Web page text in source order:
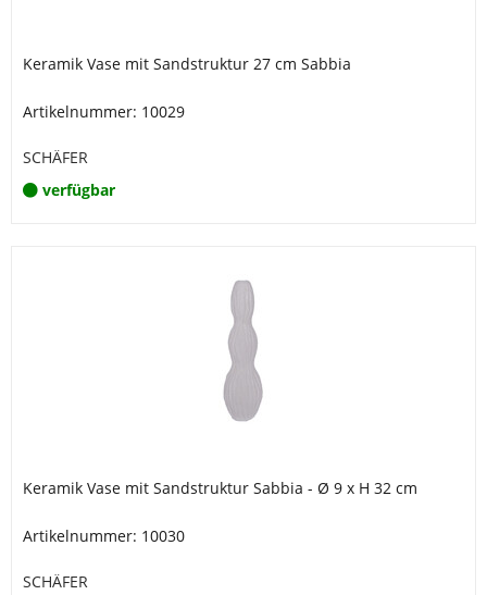
Keramik Vase mit Sandstruktur 27 cm Sabbia
Artikelnummer: 10029
SCHÄFER
verfügbar
Keramik Vase mit Sandstruktur Sabbia - Ø 9 x H 32 cm
Artikelnummer: 10030
SCHÄFER